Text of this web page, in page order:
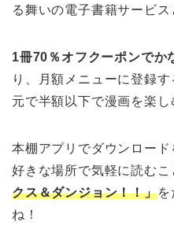
る舞いの電子書籍サービス
1冊70％オフクーポンでか
り、月額メニューに登録
元で半額以下で漫画を楽し
本棚アプリでダウンロー
好きな場所で気軽に読む
クス＆ダンジョン！！」を
ね！